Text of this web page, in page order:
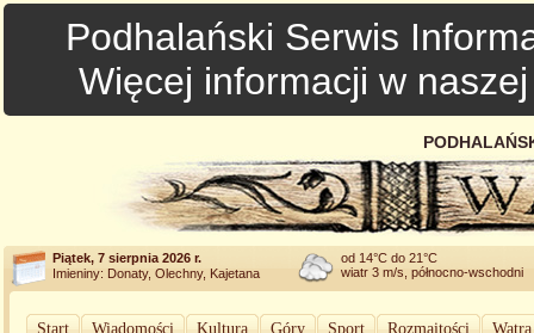
Podhalański Serwis
Więcej informacji w
Piątek, 7 sierpnia 2026 r.
Imieniny: Donaty, Olechny, Kajetana
od 14°C do 21°C
wiatr 3 m/s, północno-wschodni
Start Wiadomości Kultura Góry Sport Rozmaitości